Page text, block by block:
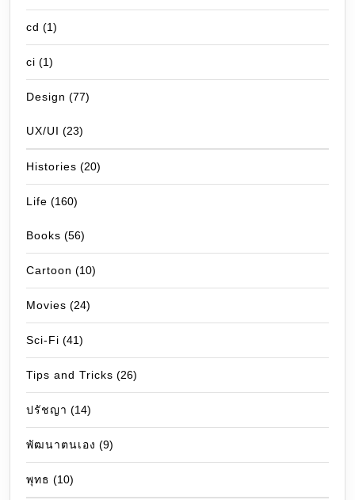
cd (1)
ci (1)
Design (77)
UX/UI (23)
Histories (20)
Life (160)
Books (56)
Cartoon (10)
Movies (24)
Sci-Fi (41)
Tips and Tricks (26)
ปรัชญา (14)
พัฒนาตนเอง (9)
พุทธ (10)